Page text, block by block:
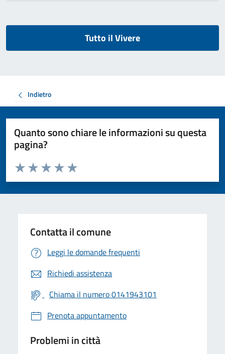
Tutto il Vivere
Indietro
Quanto sono chiare le informazioni su questa
pagina?
Valuta da 1 a 5 stelle la pagina
Valuta 5 stelle su 5
Valuta 4 stelle su 5
Valuta 3 stelle su 5
Valuta 2 stelle su 5
Valuta 1 stelle su 5
Contatta il comune
Leggi le domande frequenti
Richiedi assistenza
Chiama il numero 0141943101
Prenota appuntamento
Problemi in città